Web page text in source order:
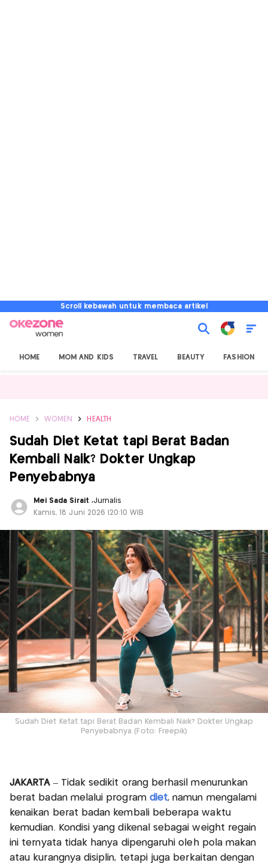
Scroll kebawah untuk membaca artikel
HOME MOM AND KIDS TRAVEL BEAUTY FASHION
HOME WOMEN HEALTH
Sudah Diet Ketat tapi Berat Badan
Kembali Naik? Dokter Ungkap
Penyebabnya
Mei Sada Sirait ,Jurnalis
Kamis, 18 Juni 2026 |20:10 WIB
Sudah Diet Ketat tapi Berat Badan Kembali Naik? Dokter Ungkap
Penyebabnya (Foto: Freepik)
JAKARTA– Tidak sedikit orang berhasil menurunkan
berat badan melalui program diet, namun mengalami
kenaikan berat badan kembali beberapa waktu
kemudian. Kondisi yang dikenal sebagai weight regain
ini ternyata tidak hanya dipengaruhi oleh pola makan
atau kurangnya disiplin, tetapi juga berkaitan dengan